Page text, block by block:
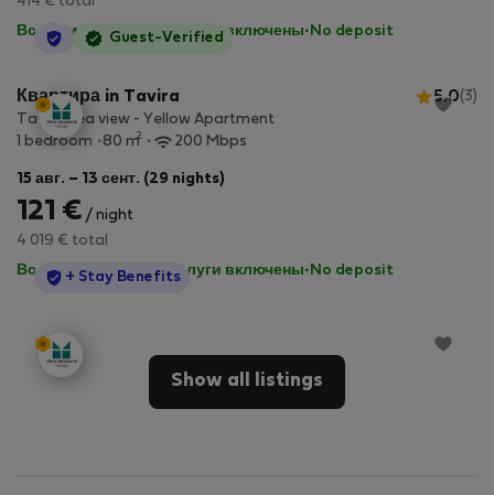
Все коммунальные услуги включены· No deposit
StayProtection
Guest-Verified
Квартира in Tavira 5.0 (3)
Tavira Sea view - Yellow Apartment
1 bedroom
80 m2 200 Mbps
15 авг. – 13 сент. (29 nights)
121 € / night
4 019 € total
Все коммунальные услуги включены· No deposit
StayProtection
+ Stay Benefits
Show all listings